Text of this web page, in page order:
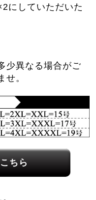
にしていただいた
少異なる場合がご
せ。
ちら